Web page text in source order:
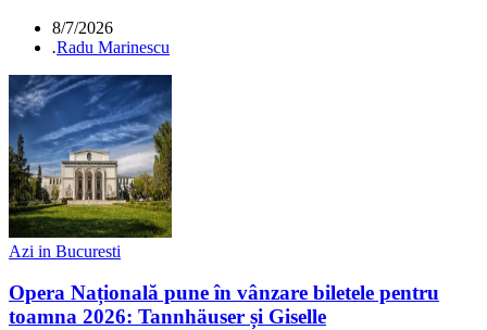
8/7/2026
.Radu Marinescu
Azi in Bucuresti
Opera Națională pune în vânzare biletele pentru
toamna 2026: Tannhäuser și Giselle